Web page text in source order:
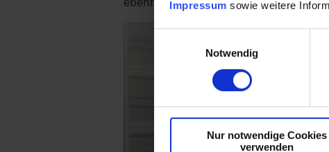
Impressum sowie weitere
Notwendig
Nur notwendige Cookies
verwenden